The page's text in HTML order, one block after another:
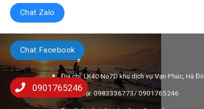
Liên hệ
Địa chỉ: LK40 No7D khu dịch vụ Vạn Phúc, Hà
Điện thoại: 0983336773/ 0901765246
Chat Zalo
Chat Facebook
0901765246